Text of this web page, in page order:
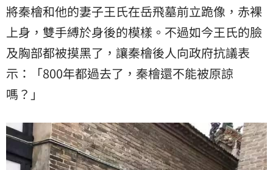
將秦檜和他的妻子王氏在岳飛墓前立跪像，赤裸
上身，雙手縛於身後的模樣。不過如今王氏的臉
及胸部都被摸黑了，讓秦檜後人向政府抗議表
示：「800年都過去了，秦檜還不能被原諒
嗎？」